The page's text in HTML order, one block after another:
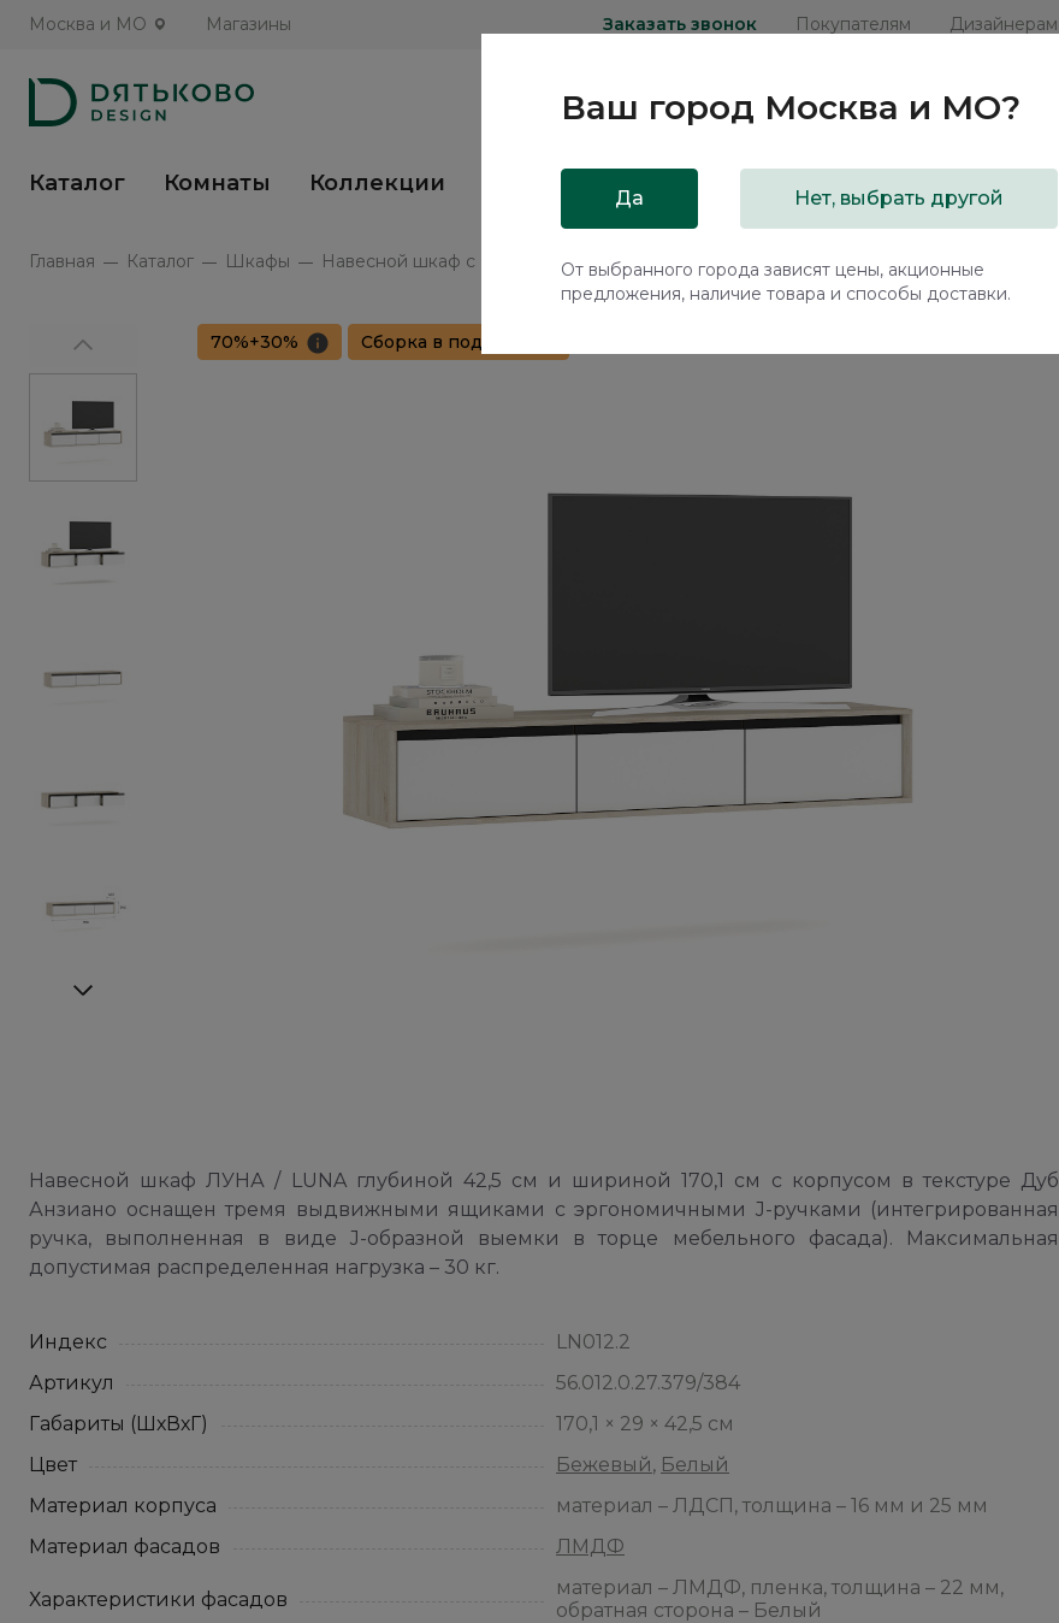
Москва и МО Магазины Заказать звонок Покупателям Дизайнерам
Каталог Комнаты Коллекции Распродажа
Главная Каталог Шкафы Навесной шкаф с ящиками Луна / Luna LN012.2
70%+30% Сборка в подарок
Навесной шкаф ЛУНА / LUNA глубиной 42,5 см и шириной 170,1 см с корпусом в текстуре Дуб
Анзиано оснащен тремя выдвижными ящиками с эргономичными J-ручками (интегрированная
ручка, выполненная в виде J-образной выемки в торце мебельного фасада). Максимальная
допустимая распределенная нагрузка – 30 кг.
Индекс
LN012.2
Артикул
56.012.0.27.379/384
Габариты (ШхВхГ)
170,1 × 29 × 42,5 см
Цвет
Бежевый, Белый
Материал корпуса
материал – ЛДСП, толщина – 16 мм и 25 мм
Материал фасадов
ЛМДФ
Характеристики фасадов
материал – ЛМДФ, пленка, толщина – 22 мм,
обратная сторона – Белый
Ваш город Москва и МО?
Да Нет, выбрать другой
От выбранного города зависят цены, акционные
предложения, наличие товара и способы доставки.